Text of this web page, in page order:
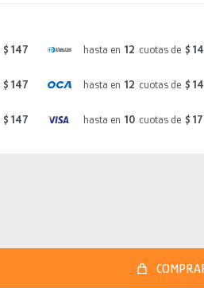
$ 147 hasta en 12 cuotas de $
$ 147 hasta en 12 cuotas de $
$ 147 hasta en 10 cuotas de $